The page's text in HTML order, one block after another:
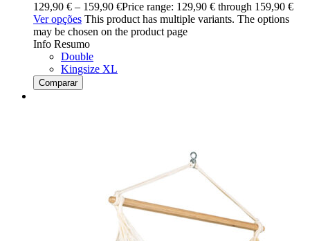
129,90 € – 159,90 €Price range: 129,90 € through 159,90 €
Ver opções This product has multiple variants. The options
may be chosen on the product page
Info Resumo
Double
Kingsize XL
Comparar